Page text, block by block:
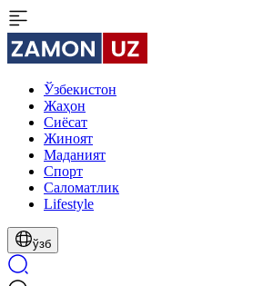
Ўзбекистон
Жаҳон
Сиёсат
Жиноят
Маданият
Спорт
Cаломатлик
Lifestyle
ўзб